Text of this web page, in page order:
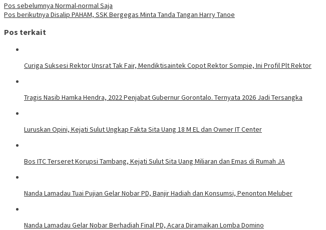
Pos sebelumnya Normal-normal Saja
Pos berikutnya Disalip PAHAM, SSK Bergegas Minta Tanda Tangan Harry Tanoe
Pos terkait
Curiga Suksesi Rektor Unsrat Tak Fair, Mendiktisaintek Copot Rektor Sompie, Ini Profil Plt Rektor
Tragis Nasib Hamka Hendra, 2022 Penjabat Gubernur Gorontalo. Ternyata 2026 Jadi Tersangka
Luruskan Opini, Kejati Sulut Ungkap Fakta Sita Uang 18 M EL dan Owner IT Center
Bos ITC Terseret Korupsi Tambang, Kejati Sulut Sita Uang Miliaran dan Emas di Rumah JA
Nanda Lamadau Tuai Pujian Gelar Nobar PD, Banjir Hadiah dan Konsumsi, Penonton Meluber
Nanda Lamadau Gelar Nobar Berhadiah Final PD, Acara Diramaikan Lomba Domino